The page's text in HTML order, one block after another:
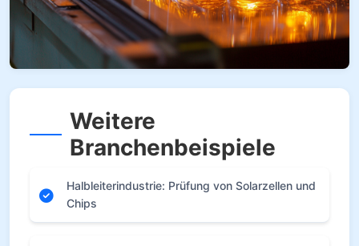
Weitere
Branchenbeispiele
Halbleiterindustrie: Prüfung von Solarzellen und
Chips